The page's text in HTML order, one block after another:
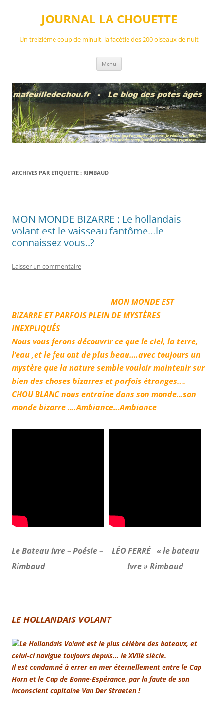
JOURNAL LA CHOUETTE
Un treizième coup de minuit, la facétie des 200 oiseaux de nuit
Menu
ARCHIVES PAR ÉTIQUETTE : RIMBAUD
MON MONDE BIZARRE : Le hollandais
volant est le vaisseau fantôme…le
connaissez vous..?
Laisser un commentaire
MON MONDE EST
BIZARRE ET PARFOIS PLEIN DE MYSTÈRES
INEXPLIQUÉS
Nous vous ferons découvrir ce que le ciel, la terre,
l’eau ,et le feu ont de plus beau….avec toujours un
mystère que la nature semble vouloir maintenir sur
bien des choses bizarres et parfois étranges….
CHOU BLANC nous entraine dans son monde…son
monde bizarre ….Ambiance…Ambiance
Le Bateau ivre – Poésie –
Rimbaud
LÉO FERRÉ « le bateau
Ivre » Rimbaud
LE HOLLANDAIS VOLANT
Le Hollandais Volant est le plus célèbre des bateaux, et
celui-ci navigue toujours depuis… le XVIIè siècle.
Il est condamné à errer en mer éternellement entre le Cap
Horn et le Cap de Bonne-Espérance, par la faute de son
inconscient capitaine Van Der Straeten !